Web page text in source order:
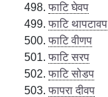
फाटि घेवप
फाटि थापटावप
फाटि वीणप
फाटि सरप
फाटि सोडप
फापरा दीवप